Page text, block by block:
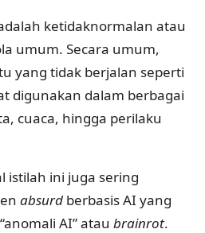
ketidaknormalan atau
umum. Secara umum,
yang tidak berjalan seperti
digunakan dalam berbagai
cuaca, hingga perilaku
istilah ini juga sering
absurd berbasis AI yang
AI” atau brainrot.